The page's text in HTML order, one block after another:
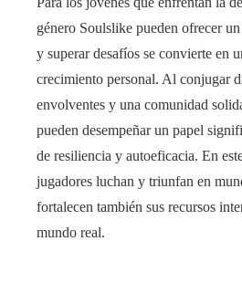
género Soulslike pueden ofrecer
y superar desafíos se convierte en
crecimiento personal. Al conjugar
envolventes y una comunidad
pueden desempeñar un papel
de resiliencia y autoeficacia. En
jugadores luchan y triunfan en
fortalecen también sus recursos
mundo real.